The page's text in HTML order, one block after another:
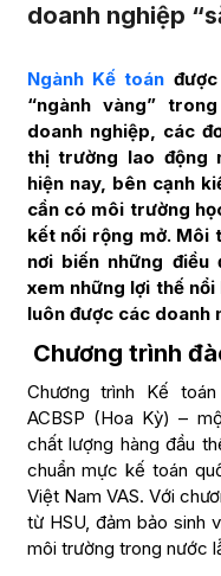
doanh nghiệp
Ngành Kế toán
“ngành vàng”
doanh nghiệp, các
thị trường lao động
hiện nay, bên cạnh
cần có môi trường
kết nối rộng mở. Môi
nơi biến những điều
xem những lợi thế
luôn được các doanh
Chương trình
Chương trình Kế
ACBSP (Hoa Kỳ) –
chất lượng hàng đầu
chuẩn mực kế toán
Việt Nam VAS. Với
từ HSU, đảm bảo sinh
môi trường trong nước